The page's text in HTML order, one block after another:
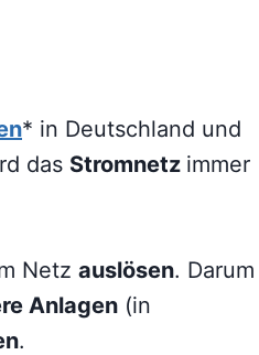
* in Deutschland und
das Stromnetz immer
Netz auslösen. Darum
Anlagen (in
.